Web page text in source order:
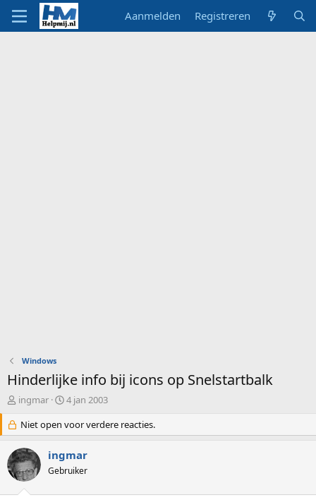
Aanmelden Registreren
Windows
Hinderlijke info bij icons op Snelstartbalk
O
d
e
r
w
e
ingmar
S
a
r
d
a
4 jan 2003
Niet open voor verdere reacties.
ingmar
Gebruiker